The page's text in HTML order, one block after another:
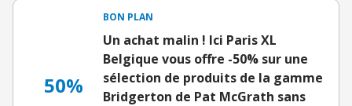
50%
BON PLAN
Un achat malin ! Ici Paris XL
Belgique vous offre -50% sur une
sélection de produits de la gamme
Bridgerton de Pat McGrath sans